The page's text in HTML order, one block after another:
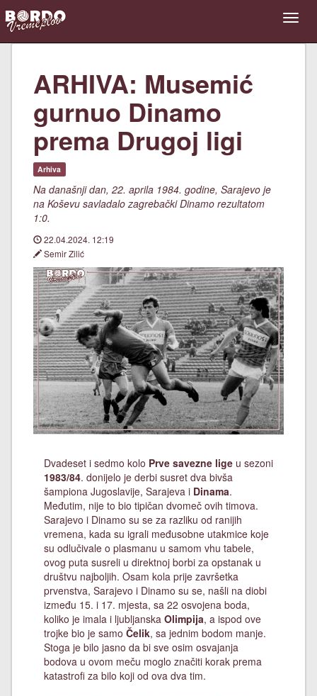
ARHIVA: Musemić
gurnuo Dinamo
prema Drugoj ligi
Arhiva
Na današnji dan, 22. aprila 1984. godine, Sarajevo je
na Koševu savladalo zagrebački Dinamo rezultatom
1:0.
22.04.2024. 12:19
Semir Zilić
Dvadeset i sedmo kolo Prve savezne lige u sezoni
1983/84. donijelo je derbi susret dva bivša
šampiona Jugoslavije, Sarajeva i Dinama.
Međutim, nije to bio tipičan dvomeč ovih timova.
Sarajevo i Dinamo su se za razliku od ranijih
vremena, kada su igrali međusobne utakmice koje
su odlučivale o plasmanu u samom vhu tabele,
ovog puta susreli u direktnoj borbi za opstanak u
društvu najboljih. Osam kola prije završetka
prvenstva, Sarajevo i Dinamo su se, našli na diobi
između 15. i 17. mjesta, sa 22 osvojena boda,
koliko je imala i ljubljanska Olimpija, a ispod ove
trojke bio je samo Čelik, sa jednim bodom manje.
Stoga je bilo jasno da bi sve osim osvajanja
bodova u ovom meču moglo značiti korak prema
katastrofi za bilo koji od ova dva tim.